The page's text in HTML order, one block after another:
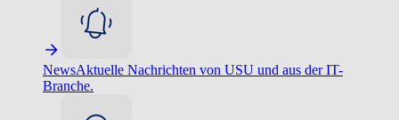
NewsAktuelle Nachrichten von USU und aus der IT-
Branche.